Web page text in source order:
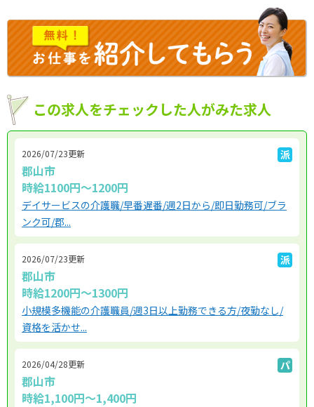
この求人をチェックした人がみた求人
2026/07/23更新 派
郡山市
時給1100円～1200円
デイサービスの介護職/早番遅番/週2日から/即日勤務可/ブラ
ンク可/郡...
2026/07/23更新 派
郡山市
時給1200円～1300円
小規模多機能の介護職員/週3日以上勤務できる方/夜勤なし/
資格を活かせ...
2026/04/28更新 パ
郡山市
時給1,100円～1,400円